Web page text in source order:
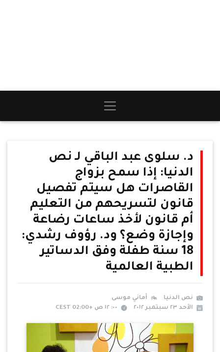
د. سلوى عبد الباقي لـ نص
الدنيا: إذا سمح بزواج
القاصرات هل سيتم تفصيل
قانون لتسريحهم من التعليم
أم قانون لأخذ ساعات رضاعة
وإجازة وضع؟ ود. رؤوف رشدي:
18 سنة طفلة وفق الدساتير
الطبية العالمية
نص الدنيا
أماني موسى
الأحد ٢٣ سبتمبر ٢٠١٢
٠٠: ١٢ ص +02:00 CEST